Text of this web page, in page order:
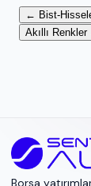
← Bist-
Akıllı
Borsa